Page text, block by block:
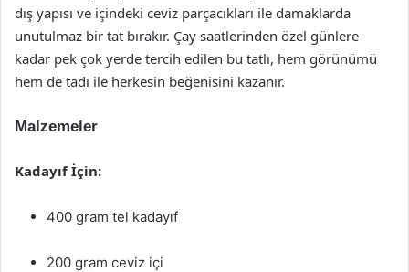
dış yapısı ve içindeki ceviz parçacıkları ile damaklarda
unutulmaz bir tat bırakır. Çay saatlerinden özel günlere
kadar pek çok yerde tercih edilen bu tatlı, hem görünümü
hem de tadı ile herkesin beğenisini kazanır.
Malzemeler
Kadayıf İçin:
400 gram tel kadayıf
200 gram ceviz içi